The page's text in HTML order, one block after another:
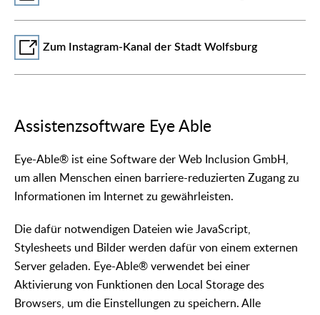
Zum Instagram-Kanal der Stadt Wolfsburg
Assistenzsoftware Eye Able
Eye-Able® ist eine Software der Web Inclusion GmbH,
um allen Menschen einen barriere-reduzierten Zugang zu
Informationen im Internet zu gewährleisten.
Die dafür notwendigen Dateien wie JavaScript,
Stylesheets und Bilder werden dafür von einem externen
Server geladen. Eye-Able® verwendet bei einer
Aktivierung von Funktionen den Local Storage des
Browsers, um die Einstellungen zu speichern. Alle